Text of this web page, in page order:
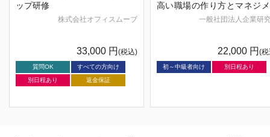
ップ研修
株式会社オフィスムーブ
33,000 円(税込)
質問OK
すべての方向け
別日程あり
返金保証
高い職場の作り方とマネジ
一般社団法人企業研
22,000 円(
初～中級者向け 別日程あり